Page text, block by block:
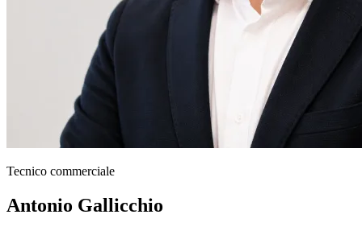
Tecnico commerciale
Antonio Gallicchio